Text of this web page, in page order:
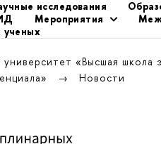
исследования
Мероприятия
«Высшая школа
Новости